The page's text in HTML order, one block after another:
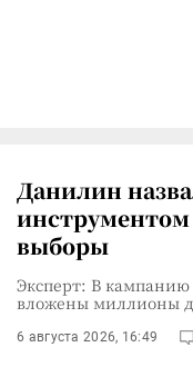
Данилин
инструментом
выборы
Эксперт: В кампанию
вложены миллионы
6 августа 2026, 16:49